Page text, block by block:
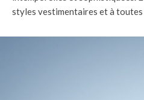
styles vestimentaires et à toutes